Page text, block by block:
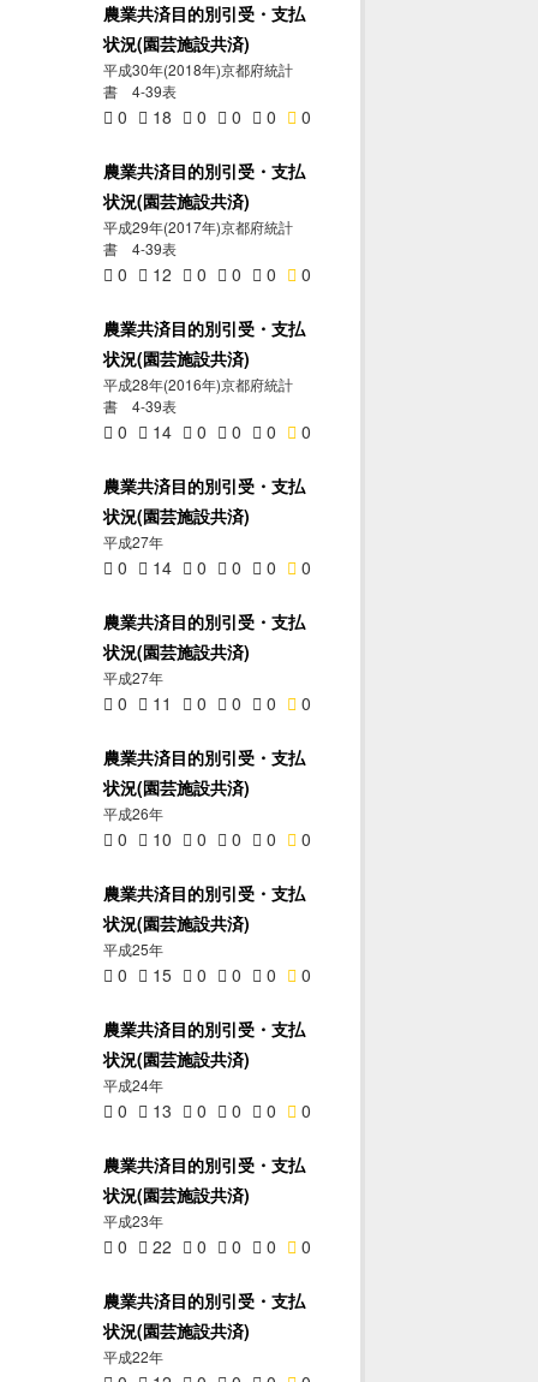
農業共済目的別引受・支払
状況(園芸施設共済)
平成30年(2018年)京都府統計
書 4-39表
0 18 0 0 0 0
農業共済目的別引受・支払
状況(園芸施設共済)
平成29年(2017年)京都府統計
書 4-39表
0 12 0 0 0 0
農業共済目的別引受・支払
状況(園芸施設共済)
平成28年(2016年)京都府統計
書 4-39表
0 14 0 0 0 0
農業共済目的別引受・支払
状況(園芸施設共済)
平成27年
0 14 0 0 0 0
農業共済目的別引受・支払
状況(園芸施設共済)
平成27年
0 11 0 0 0 0
農業共済目的別引受・支払
状況(園芸施設共済)
平成26年
0 10 0 0 0 0
農業共済目的別引受・支払
状況(園芸施設共済)
平成25年
0 15 0 0 0 0
農業共済目的別引受・支払
状況(園芸施設共済)
平成24年
0 13 0 0 0 0
農業共済目的別引受・支払
状況(園芸施設共済)
平成23年
0 22 0 0 0 0
農業共済目的別引受・支払
状況(園芸施設共済)
平成22年